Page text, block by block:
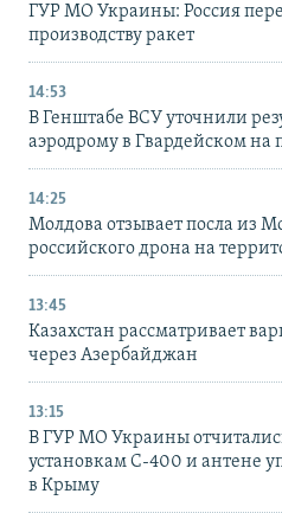
ГУР МО Украины: Россия
производству ракет
14:53
В Генштабе ВСУ уточнили
аэродрому в Гвардейском на
14:25
Молдова отзывает посла из
российского дрона на
13:45
Казахстан рассматривает
через Азербайджан
13:15
В ГУР МО Украины
установкам С-400 и антене
в Крыму